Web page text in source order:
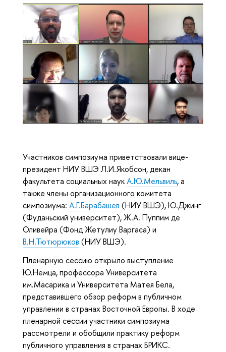
Участников симпозиума приветствовали вице-
президент НИУ ВШЭ Л.И.Якобсон, декан
факультета социальных наукА.Ю.Мельвиль, а
также члены организационного комитета
симпозиума: А.Г.Барабашев (НИУ ВШЭ), Ю.Джинг
(Фуданьский университет), Ж.А. Пуппим де
Оливейра (Фонд Жетулиу Варгаса) и
В.Н.Тютюрюков (НИУ ВШЭ).
Пленарную сессию открыло выступление
Ю.Немца, профессора Университета
им.Масарика и Университета Матея Бела,
представившего обзор реформ в публичном
управлении в странах Восточной Европы. В ходе
пленарной сессии участники симпозиума
рассмотрели и обобщили практику реформ
публичного управления в странах БРИКС.